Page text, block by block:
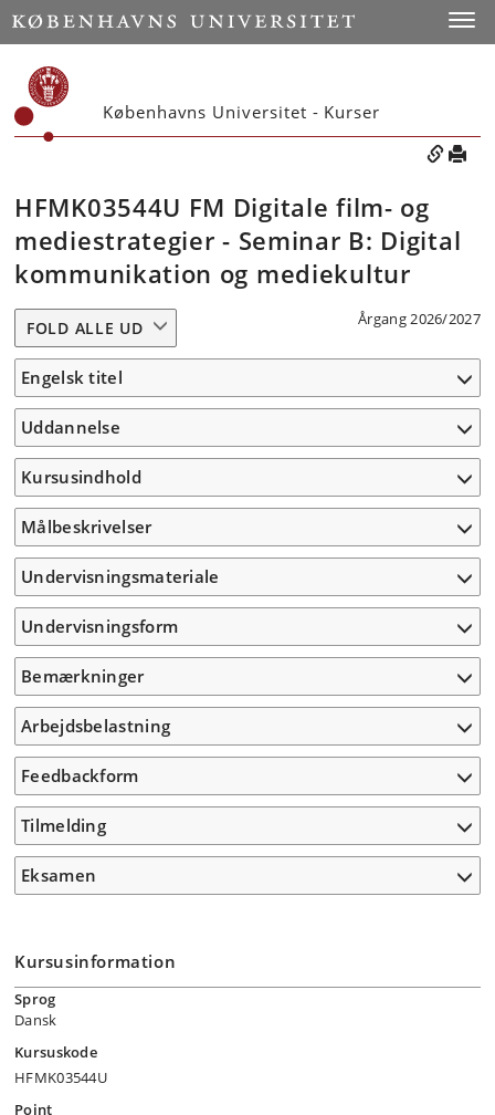
Københavns Universitet - Kurser
HFMK03544U FM Digitale film- og
mediestrategier - Seminar B: Digital
kommunikation og mediekultur
Årgang 2026/2027
FOLD ALLE UD
Engelsk titel
Uddannelse
Kursusindhold
Målbeskrivelser
Undervisningsmateriale
Undervisningsform
Bemærkninger
Arbejdsbelastning
Feedbackform
Tilmelding
Eksamen
Kursusinformation
Sprog
Dansk
Kursuskode
HFMK03544U
Point